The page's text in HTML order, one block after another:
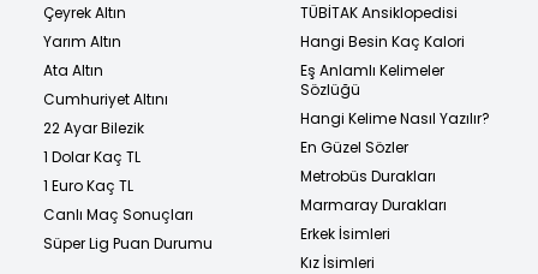
Çeyrek Altın
Yarım Altın
Ata Altın
Cumhuriyet Altını
22 Ayar Bilezik
1 Dolar Kaç TL
1 Euro Kaç TL
Canlı Maç Sonuçları
Süper Lig Puan Durumu
TÜBİTAK Ansiklopedisi
Hangi Besin Kaç Kalori
Eş Anlamlı Kelimeler
Sözlüğü
Hangi Kelime Nasıl Yazılır?
En Güzel Sözler
Metrobüs Durakları
Marmaray Durakları
Erkek İsimleri
Kız İsimleri